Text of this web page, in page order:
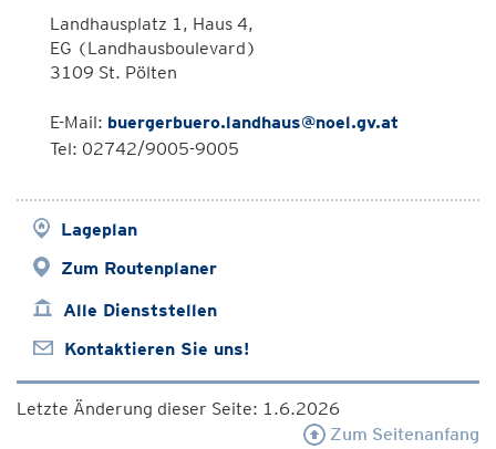
Landhausplatz 1, Haus 4,
EG (Landhausboulevard)
3109 St. Pölten
E-Mail: buergerbuero.landhaus@noel.gv.at
Tel: 02742/9005-9005
Lageplan
Zum Routenplaner
Alle Dienststellen
Kontaktieren Sie uns!
Letzte Änderung dieser Seite: 1.6.2026
Zum Seitenanfang